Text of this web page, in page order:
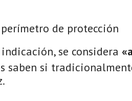
de protección
se considera
saben si